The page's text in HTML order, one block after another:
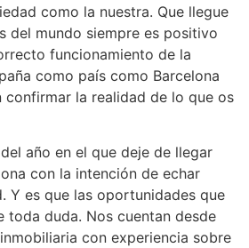
como la nuestra. Que llegue
del mundo siempre es positivo
funcionamiento de la
como país como Barcelona
confirmar la realidad de lo que os
año en el que deje de llegar
con la intención de echar
Y es que las oportunidades que
toda duda. Nos cuentan desde
con experiencia sobre